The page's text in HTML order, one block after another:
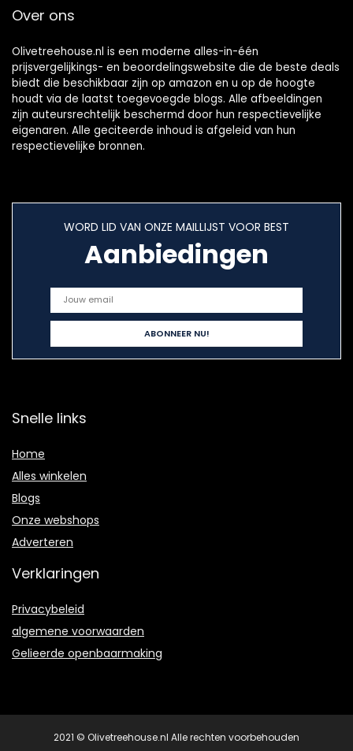
Over ons
Olivetreehouse.nl is een moderne alles-in-één
prijsvergelijkings- en beoordelingswebsite die de beste deals
biedt die beschikbaar zijn op amazon en u op de hoogte
houdt via de laatst toegevoegde blogs. Alle afbeeldingen
zijn auteursrechtelijk beschermd door hun respectievelijke
eigenaren. Alle geciteerde inhoud is afgeleid van hun
respectievelijke bronnen.
WORD LID VAN ONZE MAILLIJST VOOR BEST
Aanbiedingen
Snelle links
Home
Alles winkelen
Blogs
Onze webshops
Adverteren
Verklaringen
Privacybeleid
algemene voorwaarden
Gelieerde openbaarmaking
2021 © Olivetreehouse.nl Alle rechten voorbehouden